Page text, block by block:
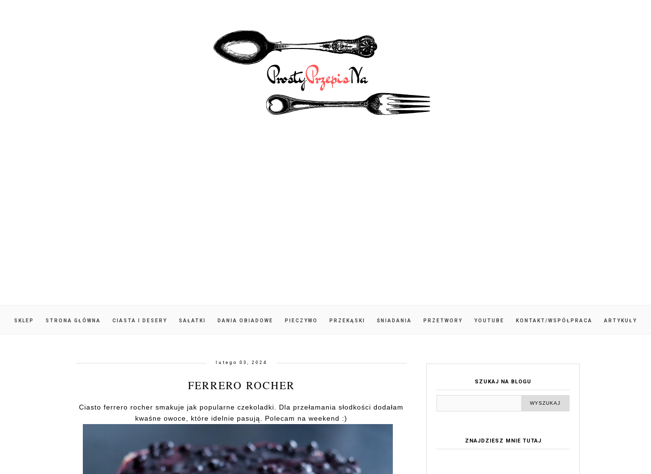
SKLEP STRONA GŁÓWNA CIASTA I DESERY SAŁATKI DANIA OBIADOWE PIECZYWO PRZEKĄSKI ŚNIADANIA PRZETWORY YOUTUBE KONTAKT/WSPÓŁPRACA ARTYKUŁY
lutego 03, 2024
FERRERO ROCHER
Ciasto ferrero rocher smakuje jak popularne czekoladki. Dla przełamania słodkości dodałam
kwaśne owoce, które idelnie pasują. Polecam na weekend :)
SZUKAJ NA BLOGU
ZNAJDZIESZ MNIE TUTAJ